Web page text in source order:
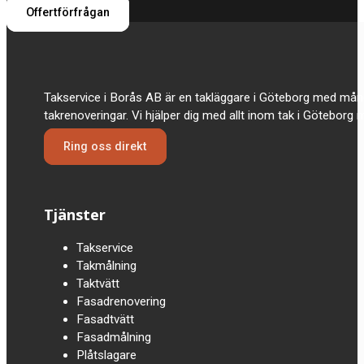
Offertförfrågan
Takservice i Borås AB är en takläggare i Göteborg med
takrenoveringar. Vi hjälper dig med allt inom tak i Göteborg
Ring oss direkt
Tjänster
Takservice
Takmålning
Taktvätt
Fasadrenovering
Fasadtvätt
Fasadmålning
Plåtslagare